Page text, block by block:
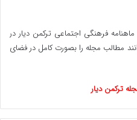
1400 اولین شماره ماهنامه فرهنگی اجتماعی ترکمن دیار در
مطالب مجله را بصورت کامل در فضای
ترکمن دیار